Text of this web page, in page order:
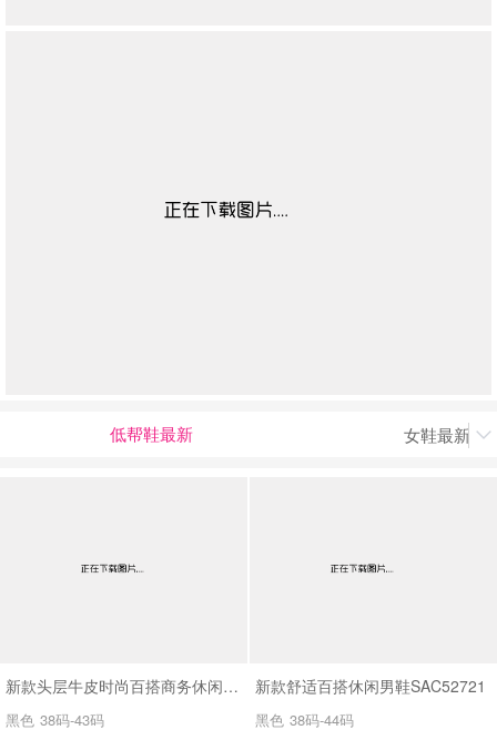
低帮鞋最新 女鞋最新上

新款头层牛皮时尚百搭商务休闲男鞋SA61317
黑色 38码-43码
新款舒适百搭休闲男鞋SAC52721
黑色 38码-44码